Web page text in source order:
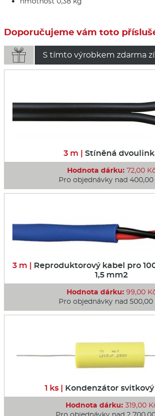
Doporučujeme vám toto
 S tímto výrobkem zdarma
3 m | Stíněná
Hodnota dárku:72,00 Kč
Pro objednávky nad 400,00
3 m | Reproduktorový kabel pro
1,5 mm2
Hodnota dárku:99,00
Pro objednávky nad 500,00
1 ks | Kondenzátor svitkový
Hodnota dárku:319,00